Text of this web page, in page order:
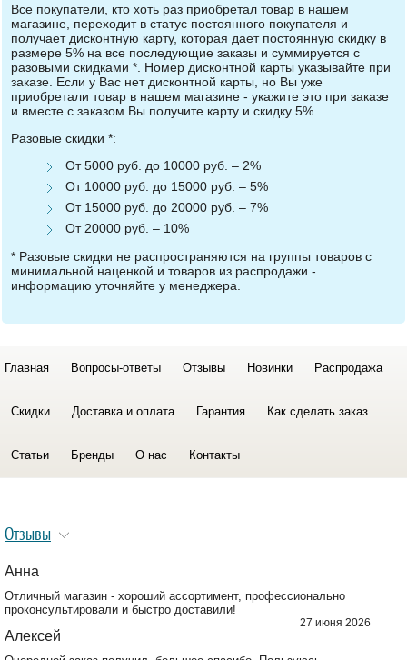
Все покупатели, кто хоть раз приобретал товар в нашем
магазине, переходит в статус постоянного покупателя и
получает дисконтную карту, которая дает постоянную скидку в
размере 5% на все последующие заказы и суммируется с
разовыми скидками *. Номер дисконтной карты указывайте при
заказе. Если у Вас нет дисконтной карты, но Вы уже
приобретали товар в нашем магазине - укажите это при заказе
и вместе с заказом Вы получите карту и скидку 5%.
Разовые скидки *:
От 5000 руб. до 10000 руб. – 2%
От 10000 руб. до 15000 руб. – 5%
От 15000 руб. до 20000 руб. – 7%
От 20000 руб. – 10%
* Разовые скидки не распространяются на группы товаров с
минимальной наценкой и товаров из распродажи -
информацию уточняйте у менеджера.
Главная Вопросы-ответы Отзывы Новинки Распродажа
Скидки Доставка и оплата Гарантия Как сделать заказ
Статьи Бренды О нас Контакты
Отзывы
Анна
Отличный магазин - хороший ассортимент, профессионально
проконсультировали и быстро доставили!
27 июня 2026
Алексей